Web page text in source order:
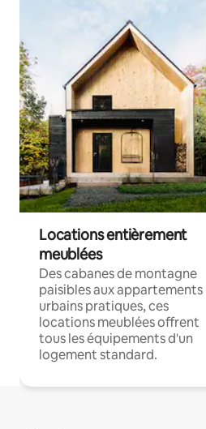
Locations entièrement
meublées
Des cabanes de montagne
paisibles aux appartements
urbains pratiques, ces
locations meublées offrent
tous les équipements d'un
logement standard.